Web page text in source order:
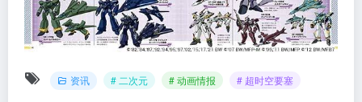
资讯 # 二次元 # 动画情报 # 超时空要塞